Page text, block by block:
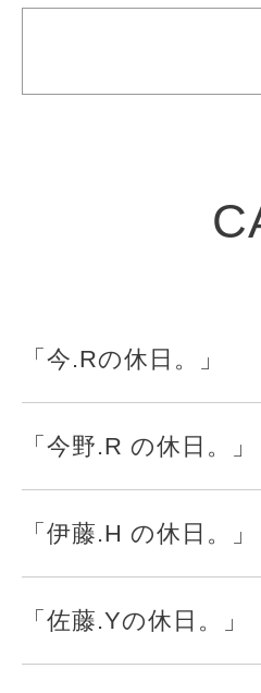
「今.Rの休日。」
「今野.R の休日。」
「伊藤.H の休日。」
「佐藤.Yの休日。」